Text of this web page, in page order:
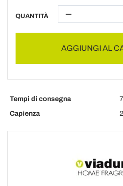
QUANTITÀ
AGGIUNGI AL
Tempi di consegna
Capienza